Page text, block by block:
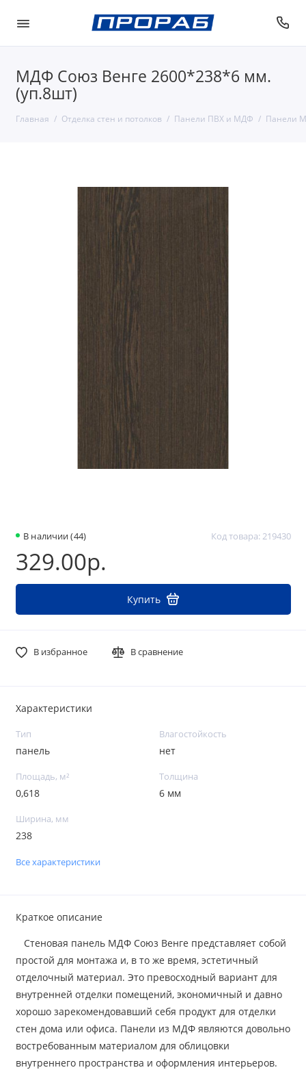
МДФ Союз Венге 2600*238*6 мм.
(уп.8шт)
Главная Отделка стен и потолков Панели ПВХ и МДФ Панели
В наличии (44) Код товара: 219430
329.00р.
Купить
В избранное В сравнение
Характеристики
Тип
панель
Влагостойкость
нет
Площадь, м²
0,618
Толщина
6 мм
Ширина, мм
238
Все характеристики
Краткое описание
Стеновая панель МДФ Союз Венге представляет собой
простой для монтажа и, в то же время, эстетичный
отделочный материал. Это превосходный вариант для
внутренней отделки помещений, экономичный и давно
хорошо зарекомендовавший себя продукт для отделки
стен дома или офиса. Панели из МДФ являются довольно
востребованным материалом для облицовки
внутреннего пространства и оформления интерьеров.